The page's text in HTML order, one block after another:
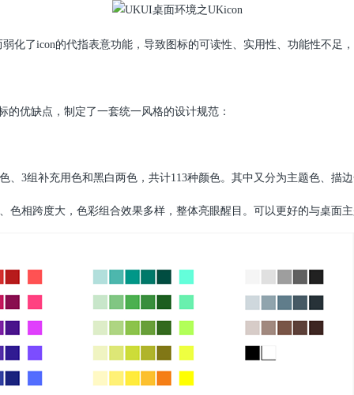
化了icon的代指表意功能，导致图标的可读性、实用性、功能性不足
的优缺点，制定了一套统一风格的设计规范：
、3组补充用色和黑白两色，共计113种颜色。其中又分为主题色、描
色相跨度大，色彩组合效果多样，整体亮眼醒目。可以更好的与桌面